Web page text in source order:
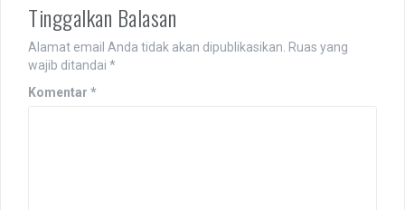
Tinggalkan Balasan
Alamat email Anda tidak akan dipublikasikan. Ruas yang
wajib ditandai *
Komentar *